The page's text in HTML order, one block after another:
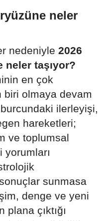
neler
nedeniyle 2026
neler taşıyor?
en çok
biri olmaya devam
ilerleyişi,
hareketleri;
ve toplumsal
sunmasa
denge ve yeni
plana çıktığı